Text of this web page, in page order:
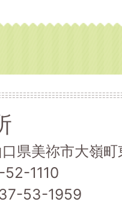
県美祢市大嶺
1110
53-1959